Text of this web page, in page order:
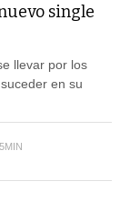
single
llevar por los
en su